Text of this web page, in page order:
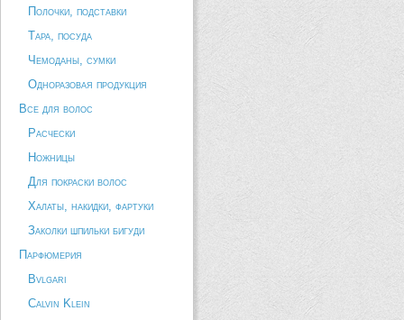
Полочки, подставки
Тара, посуда
Чемоданы, сумки
Одноразовая продукция
Все для волос
Расчески
Ножницы
Для покраски волос
Халаты, накидки, фартуки
Заколки шпильки бигуди
Парфюмерия
Bvlgari
Calvin Klein